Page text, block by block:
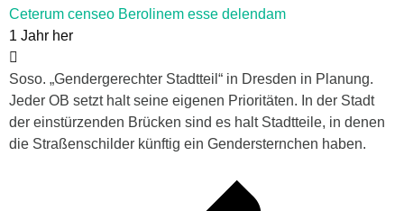
Ceterum censeo Berolinem esse delendam
1 Jahr her
Soso. „Gendergerechter Stadtteil“ in Dresden in Planung.
Jeder OB setzt halt seine eigenen Prioritäten. In der Stadt
der einstürzenden Brücken sind es halt Stadtteile, in denen
die Straßenschilder künftig ein Gendersternchen haben.